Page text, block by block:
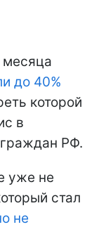
месяца
до 40%
которой
в
РФ.
уже не
стал
не